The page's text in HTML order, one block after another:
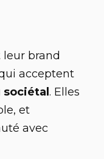
leur brand
acceptent
sociétal. Elles
et
avec